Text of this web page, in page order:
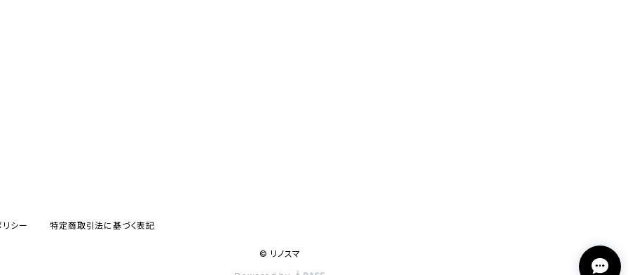
リシー 特定商取引法に基づく表記
© リノスマ